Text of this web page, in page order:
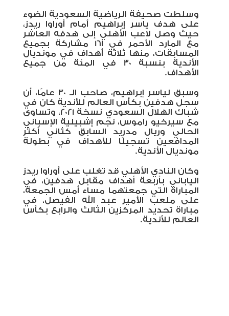
وسلطت صحيفة الرياضية السعودية الضوء
على هدف ياسر إبراهيم أمام أوراوا ريدز،
حيث وصل لاعب الأهلي إلى هدفه العاشر
مع المارد الأحمر في 161 مشاركة بجميع
المسابقات، منها ثلاثة أهداف في مونديال
الأندية بنسبة 30 في المئة من جميع
الأهداف.
وسبق لياسر إبراهيم، صاحب الـ 30 عامًا، أن
سجل هدفين بكأس العالم للأندية كان في
شباك الهلال السعودي نسخة 2021، وتساوى
مع سيرخيو راموس، نجم إشبيلية الإسباني
الحالي وريال مدريد السابق كثاني أكثر
المدافعين تسجيلًا للأهداف في بطولة
مونديال الأندية.
وكان النادي الأهلي قد تغلب على أوراوا ريدز
الياباني بأربعة أهداف مقابل هدفين، في
المباراة التي جمعتهما مساء أمس الجمعة،
على ملعب الأمير عبد الله الفيصل، في
مباراة تحديد المركزين الثالث والرابع بكأس
العالم للأندية.